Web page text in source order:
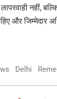
नहीं,
और जिम्मेदार
Delhi